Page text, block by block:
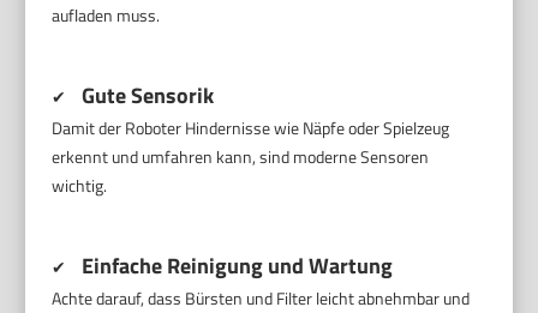
aufladen muss.
✔ Gute Sensorik
Damit der Roboter Hindernisse wie Näpfe oder Spielzeug
erkennt und umfahren kann, sind moderne Sensoren
wichtig.
✔ Einfache Reinigung und Wartung
Achte darauf, dass Bürsten und Filter leicht abnehmbar und